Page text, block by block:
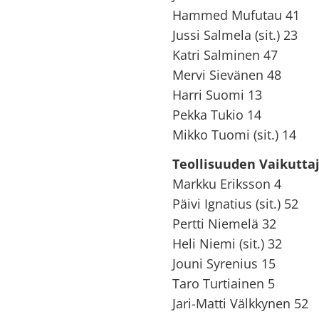
Hammed Mufutau 41
Jussi Salmela (sit.) 23
Katri Salminen 47
Mervi Sievänen 48
Harri Suomi 13
Pekka Tukio 14
Mikko Tuomi (sit.) 14
Teollisuuden
Markku Eriksson 4
Päivi Ignatius (sit.) 52
Pertti Niemelä 32
Heli Niemi (sit.)
Jouni Syrenius 15
Taro Turtiainen 5
Jari-Matti Välkkynen 52